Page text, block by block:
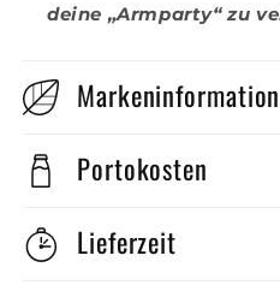
deine „Armparty“ zu
Portokosten
Lieferzeit